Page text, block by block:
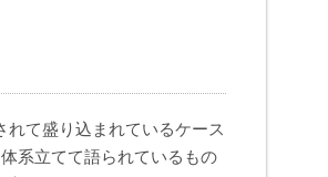
て盛り込まれているケース
系立てて語られているもの